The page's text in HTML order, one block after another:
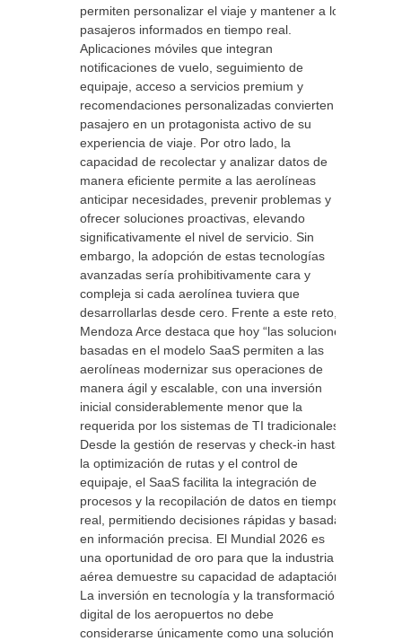
permiten personalizar el viaje y mantener a los
pasajeros informados en tiempo real.
Aplicaciones móviles que integran
notificaciones de vuelo, seguimiento de
equipaje, acceso a servicios premium y
recomendaciones personalizadas convierten al
pasajero en un protagonista activo de su
experiencia de viaje. Por otro lado, la
capacidad de recolectar y analizar datos de
manera eficiente permite a las aerolíneas
anticipar necesidades, prevenir problemas y
ofrecer soluciones proactivas, elevando
significativamente el nivel de servicio. Sin
embargo, la adopción de estas tecnologías
avanzadas sería prohibitivamente cara y
compleja si cada aerolínea tuviera que
desarrollarlas desde cero. Frente a este reto,
Mendoza Arce destaca que hoy “las soluciones
basadas en el modelo SaaS permiten a las
aerolíneas modernizar sus operaciones de
manera ágil y escalable, con una inversión
inicial considerablemente menor que la
requerida por los sistemas de TI tradicionales”.
Desde la gestión de reservas y check-in hasta
la optimización de rutas y el control de
equipaje, el SaaS facilita la integración de
procesos y la recopilación de datos en tiempo
real, permitiendo decisiones rápidas y basadas
en información precisa. El Mundial 2026 es
una oportunidad de oro para que la industria
aérea demuestre su capacidad de adaptación.
La inversión en tecnología y la transformación
digital de los aeropuertos no debe
considerarse únicamente como una solución